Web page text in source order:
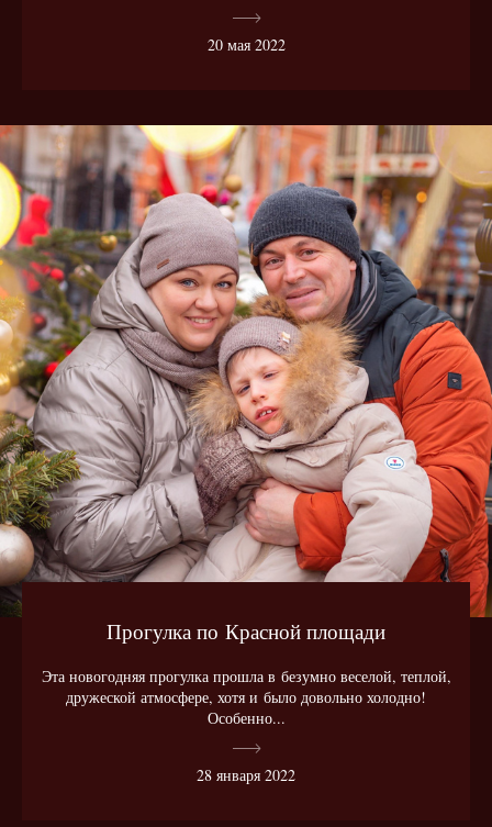
20 мая 2022
Прогулка по Красной площади
Эта новогодняя прогулка прошла в безумно веселой, теплой,
дружеской атмосфере, хотя и было довольно холодно!
Особенно...
28 января 2022